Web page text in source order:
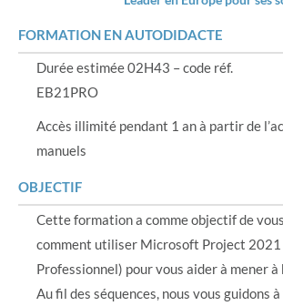
FORMATION EN AUTODIDACTE
Durée estimée 02H43 – code réf.
EB21PRO
Accès illimité pendant 1 an à partir de
manuels
OBJECTIF
Cette formation a comme objectif de
comment utiliser Microsoft Project
Professionnel) pour vous aider à mener
Au fil des séquences, nous vous guidons